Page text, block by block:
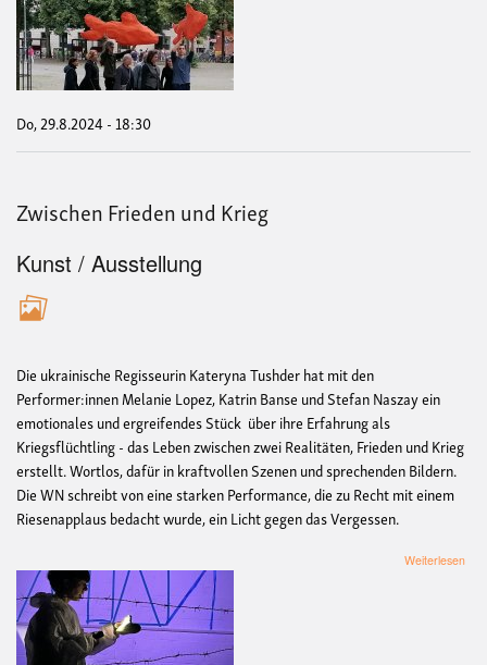
Do, 29.8.2024 - 18:30
Zwischen Frieden und Krieg
Kunst / Ausstellung
Die ukrainische Regisseurin Kateryna Tushder hat mit den
Performer:innen Melanie Lopez, Katrin Banse und Stefan Naszay ein
emotionales und ergreifendes Stück über ihre Erfahrung als
Kriegsflüchtling - das Leben zwischen zwei Realitäten, Frieden und Krieg
erstellt. Wortlos, dafür in kraftvollen Szenen und sprechenden Bildern.
Die WN schreibt von eine starken Performance, die zu Recht mit einem
Riesenapplaus bedacht wurde, ein Licht gegen das Vergessen.
Weiterlesen